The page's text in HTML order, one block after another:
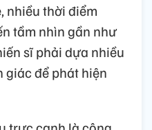
nhiều thời điểm
tầm nhìn gần như
sĩ phải dựa nhiều
giác để phát hiện